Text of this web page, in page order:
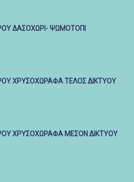
ΔΑΣΟΧΩΡΙ- ΨΩΜΟΤΟΠΙ
ΧΡΥΣΟΧΩΡΑΦΑ ΤΕΛΟΣ ΔΙΚΤΥΟΥ
ΧΡΥΣΟΧΩΡΑΦΑ ΜΕΣΟΝ ΔΙΚΤΥΟΥ